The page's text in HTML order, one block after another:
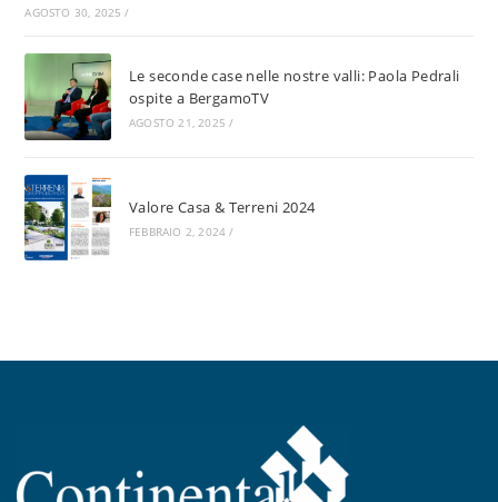
AGOSTO 30, 2025 /
Le seconde case nelle nostre valli: Paola Pedrali
ospite a BergamoTV
AGOSTO 21, 2025 /
Valore Casa & Terreni 2024
FEBBRAIO 2, 2024 /